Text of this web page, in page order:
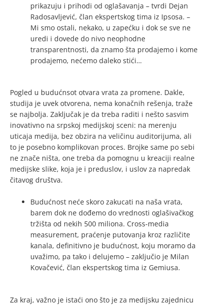
prikazuju i prihodi od oglašavanja – tvrdi Dejan
Radosavljević, član ekspertskog tima iz Ipsosa. –
Mi smo ostali, nekako, u zapećku i dok se sve ne
uredi i dovede do nivo neophodne
transparentnosti, da znamo šta prodajemo i kome
prodajemo, nećemo daleko stići…
Pogled u budućnsot otvara vrata za promene. Dakle,
studija je uvek otvorena, nema konačnih rešenja, traže
se najbolja. Zaključak je da treba raditi i nešto sasvim
inovativno na srpskoj medijskoj sceni: na merenju
uticaja medija, bez obzira na veličinu auditorijuma, ali
to je posebno komplikovan proces. Brojke same po sebi
ne znače ništa, one treba da pomognu u kreaciji realne
medijske slike, koja je i preduslov, i uslov za napredak
čitavog društva.
Budućnost neće skoro zakucati na naša vrata,
barem dok ne dođemo do vrednosti oglašivačkog
tržišta od nekih 500 miliona. Cross-media
measurement, praćenje putovanja kroz različite
kanala, definitivno je budućnost, koju moramo da
uvažimo, pa tako i delujemo – zaključio je Milan
Kovačević, član ekspertskog tima iz Gemiusa.
Za kraj, važno je istaći ono što je za medijsku zajednicu